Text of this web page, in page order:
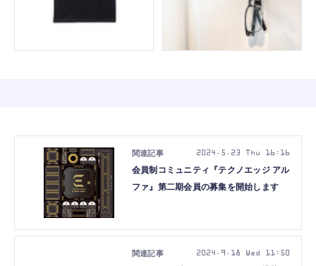
会員制コミュニティ『テクノエッジ アル
ファ』第二期会員の募集を開始します
2024.5.23 Thu 16:16
2024.9.18 Wed 11:50